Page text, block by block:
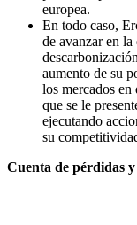
europea.
En todo caso,
de avanzar en
aumento de su
los mercados en
que se le
ejecutando
su
Cuenta de pérdidas y